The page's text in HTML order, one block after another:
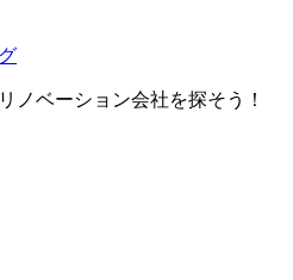
グ
ノベーション会社を探そう！